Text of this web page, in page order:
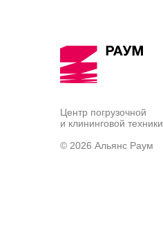
Центр погрузочной
и клининговой техники
© 2026 Альянс Раум